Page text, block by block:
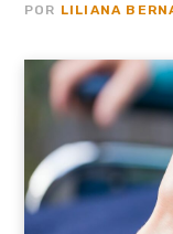
POR LILIANA